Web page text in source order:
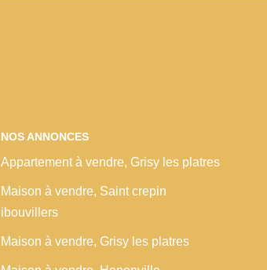
NOS ANNONCES
Appartement à vendre, Grisy les platres
Maison à vendre, Saint crepin
ibouvillers
Maison à vendre, Grisy les platres